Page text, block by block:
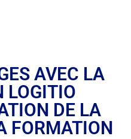
AVEC LA
LOGITIO
DE LA
FORMATION